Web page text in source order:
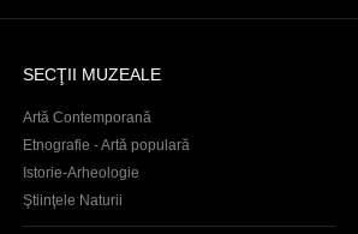
SECŢII MUZEALE
Artă Contemporană
Etnografie - Artă populară
Istorie-Arheologie
Ştiinţele Naturii